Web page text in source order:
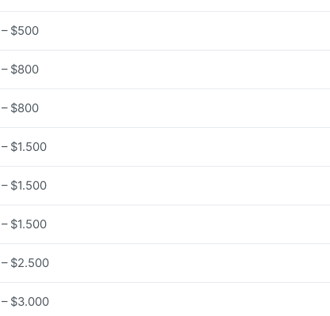
– $500
– $800
– $800
– $1.500
– $1.500
– $1.500
– $2.500
– $3.000